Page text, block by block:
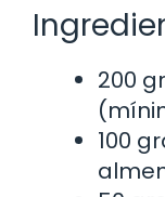
200
100